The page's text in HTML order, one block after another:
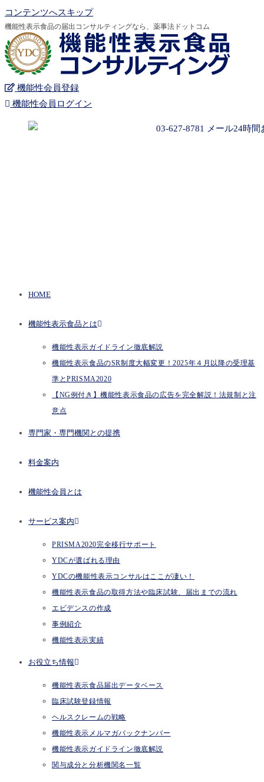
コンテンツへスキップ
機能性表示食品の届出コンサルティングなら、薬事法ドットコム
機能性会員登録
機能性会員ログイン
HOME
機能性表示食品とは
機能性表示ガイドライン徹底解説
機能性表示食品のSR制度大幅変更！2025年４月以降の受理基
準とPRISMA2020
【NG例付き】機能性表示食品の広告を完全解説！法規制と注
意点
専門家・専門機関との提携
料金案内
機能性会員とは
サービス案内
PRISMA2020完全移行サポート
YDCが選ばれる理由
YDCの機能性表示コンサルはここが凄い！
機能性表示食品の取得方法や臨床試験、届出までの流れ
エビデンスの作成
事例紹介
機能性表示実績
お役立ち情報
機能性表示食品届出データベース
臨床試験登録情報
ヘルスクレームの戦略
機能性表示メルマガバックナンバー
機能性表示ガイドライン徹底解説
関与成分と分析機関名一覧